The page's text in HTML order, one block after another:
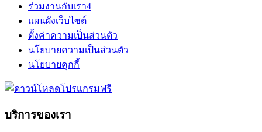
ร่วมงานกับเรา4
แผนผังเว็บไซต์
ตั้งค่าความเป็นส่วนตัว
นโยบายความเป็นส่วนตัว
นโยบายคุกกี้
บริการของเรา